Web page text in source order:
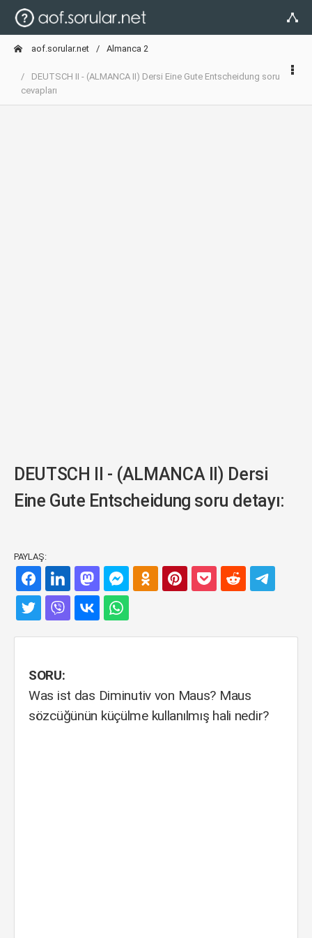
aof.sorular.net Almanca 2
DEUTSCH II - (ALMANCA II) Dersi Eine Gute Entscheidung soru
cevapları
DEUTSCH II - (ALMANCA II) Dersi
Eine Gute Entscheidung soru detayı:
PAYLAŞ:
SORU:
Was ist das Diminutiv von Maus? Maus
sözcüğünün küçülme kullanılmış hali nedir?